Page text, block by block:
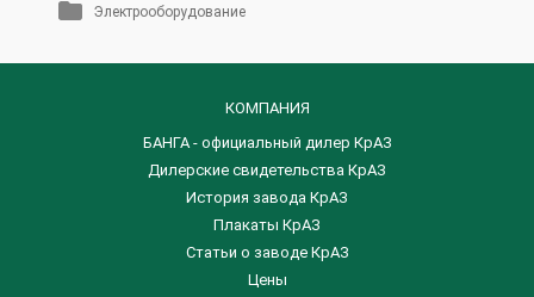
Электрооборудование
КОМПАНИЯ
БАНГА - официальный дилер КрАЗ
Дилерские свидетельства КрАЗ
История завода КрАЗ
Плакаты КрАЗ
Статьи о заводе КрАЗ
Цены